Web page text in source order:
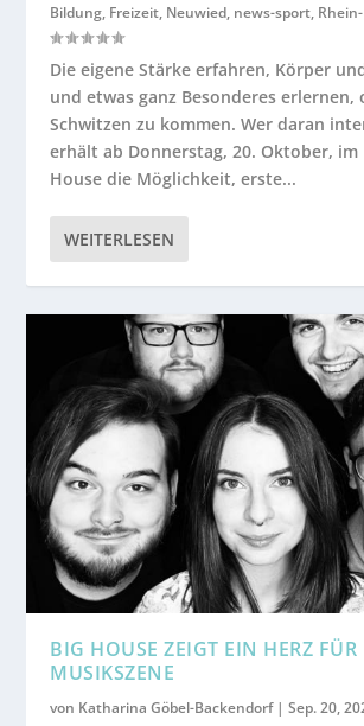
Bildung, Freizeit, Neuwied, news-sport,
Die eigene Stärke erfahren, Körper
und etwas ganz Besonderes erlernen,
Schwitzen zu kommen. Wer daran
erhält ab Donnerstag, 20. Oktober, im
House die Möglichkeit, erste...
WEITERLESEN
BIG HOUSE ZEIGT EIN HERZ FÜR
MUSIKSZENE
von Katharina Göbel-Backendorf|Sep. 20,